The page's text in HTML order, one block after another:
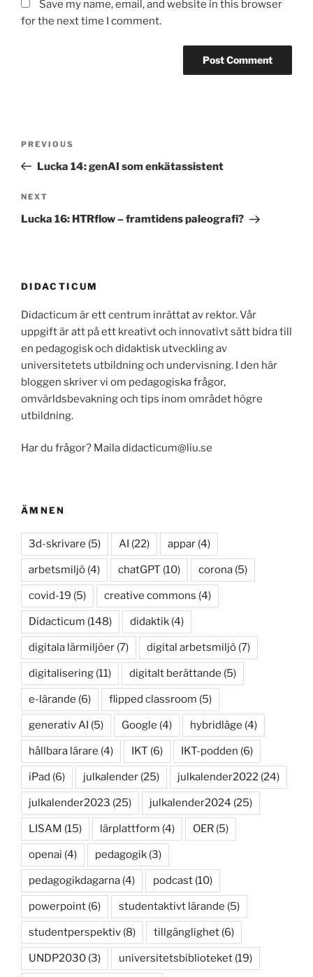
Save my name, email, and website in this browser
for the next time I comment.
Previous
Post
PREVIOUS
Lucka 14: genAI som enkätassistent
Next
Post
NEXT
Lucka 16: HTRflow – framtidens paleografi?
DIDACTICUM
Didacticum är ett centrum inrättat av rektor. Vår
uppgift är att på ett kreativt och innovativt sätt bidra till
en pedagogisk och didaktisk utveckling av
universitetets utbildning och undervisning. I den här
bloggen skriver vi om pedagogiska frågor,
omvärldsbevakning och tips inom området högre
utbildning.
Har du frågor? Maila didacticum@liu.se
ÄMNEN
3d-skrivare (5) AI (22) appar (4)
arbetsmiljö (4) chatGPT (10) corona (5)
covid-19 (5) creative commons (4)
Didacticum (148) didaktik (4)
digitala lärmiljöer (7) digital arbetsmiljö (7)
digitalisering (11) digitalt berättande (5)
e-lärande (6) flipped classroom (5)
generativ AI (5) Google (4) hybridläge (4)
hållbara lärare (4) IKT (6) IKT-podden (6)
iPad (6) julkalender (25) julkalender2022 (24)
julkalender2023 (25) julkalender2024 (25)
LISAM (15) lärplattform (4) OER (5)
openai (4) pedagogik (3)
pedagogikdagarna (4) podcast (10)
powerpoint (6) studentaktivt lärande (5)
studentperspektiv (8) tillgänglighet (6)
UNDP2030 (3) universitetsbiblioteket (19)